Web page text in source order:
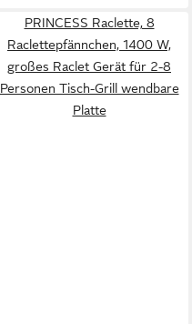
PRINCESS Raclette, 8
Raclettepfännchen, 1400 W,
großes Raclet Gerät für 2-8
Personen Tisch-Grill wendbare
Platte